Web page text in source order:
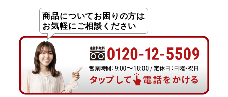
商品についてお困りの方は
お気軽にご相談ください